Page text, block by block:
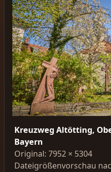
Kreuzweg Altötting,
Bayern
Original: 7952 × 5304
Dateigrößenvorschau